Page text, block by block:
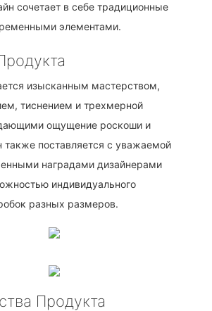
сочетает в себе традиционные
элементами.
изысканным мастерством,
тиснением и трехмерной
ощущение роскоши и
также поставляется с уважаемой
наградами дизайнерами
индивидуального
разных размеров.
Продукта